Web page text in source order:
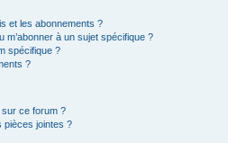
et les abonnements ?
à un sujet spécifique ?
spécifique ?
?
ce forum ?
pièces jointes ?